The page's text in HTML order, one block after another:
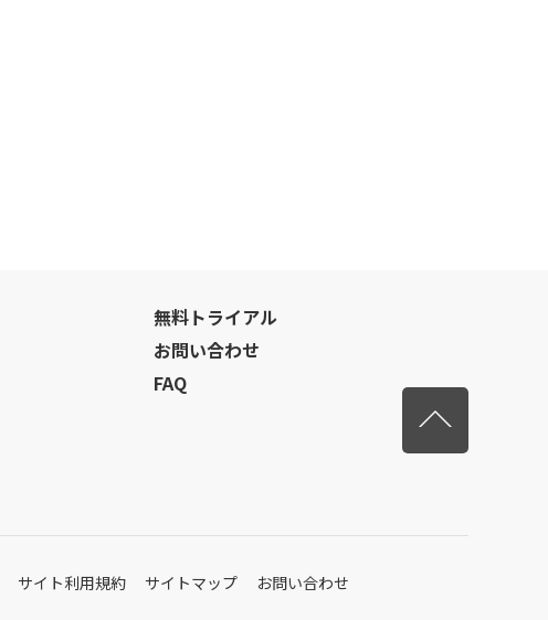
無料トライアル
お問い合わせ
FAQ
サイト利用規約 サイトマップ お問い合わせ